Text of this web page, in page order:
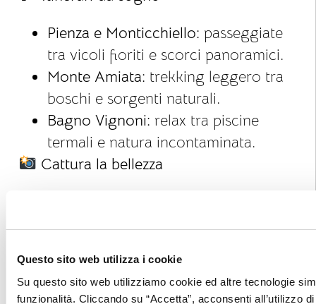
Questo sito web utilizza i cookie
Su questo sito web utilizziamo cookie ed altre tecnologie
funzionalità. Cliccando su “Accetta”, acconsenti all’utilizzo
Pienza e Monticchiello: passeggiate
tra vicoli fioriti e scorci panoramici.
Monte Amiata: trekking leggero tra
boschi e sorgenti naturali.
Bagno Vignoni: relax tra piscine
termali e natura incontaminata.
Cattura la bellezza
e girasoli, ogni angolo è un quadro
naturale.